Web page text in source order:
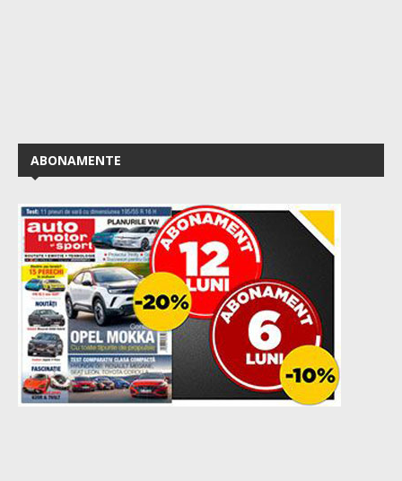
ABONAMENTE